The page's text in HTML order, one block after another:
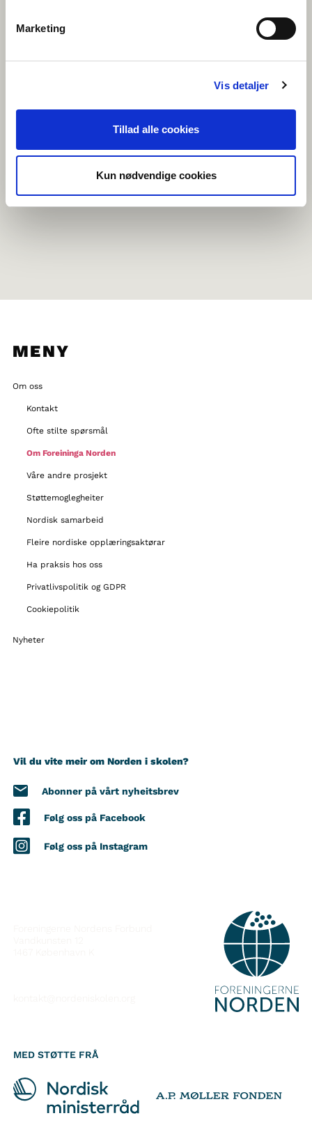
Marketing
Vis detaljer
Tillad alle cookies
Kun nødvendige cookies
MENY
Om oss
Kontakt
Ofte stilte spørsmål
Om Foreininga Norden
Våre andre prosjekt
Støttemoglegheiter
Nordisk samarbeid
Fleire nordiske opplæringsaktørar
Ha praksis hos oss
Privatlivspolitik og GDPR
Cookiepolitik
Nyheter
NUNAT AVANNARLERMIOQATIGIIT
Vil du vite meir om Norden i skolen?
Abonner på vårt nyheitsbrev
Følg oss på Facebook
Følg oss på Instagram
MED STØTTE FRÅ